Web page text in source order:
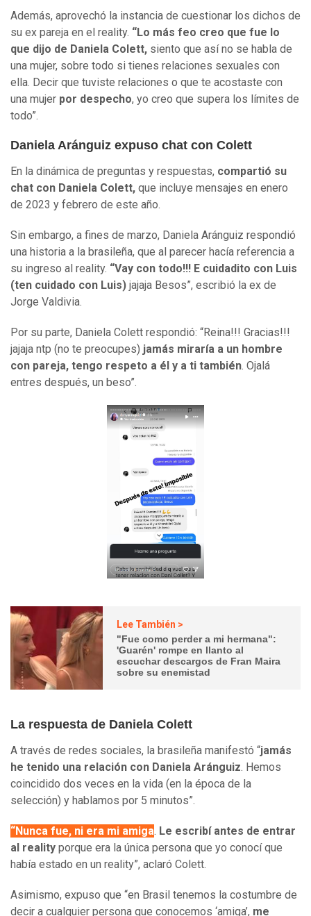
Además, aprovechó la instancia de cuestionar los dichos de
su ex pareja en el reality. “Lo más feo creo que fue lo
que dijo de Daniela Colett, siento que así no se habla de
una mujer, sobre todo si tienes relaciones sexuales con
ella. Decir que tuviste relaciones o que te acostaste con
una mujer por despecho, yo creo que supera los límites de
todo”.
Daniela Aránguiz expuso chat con Colett
En la dinámica de preguntas y respuestas, compartió su
chat con Daniela Colett, que incluye mensajes en enero
de 2023 y febrero de este año.
Sin embargo, a fines de marzo, Daniela Aránguiz respondió
una historia a la brasileña, que al parecer hacía referencia a
su ingreso al reality. “Vay con todo!!! E cuidadito con Luis
(ten cuidado con Luis) jajaja Besos”, escribió la ex de
Jorge Valdivia.
Por su parte, Daniela Colett respondió: “Reina!!! Gracias!!!
jajaja ntp (no te preocupes) jamás miraría a un hombre
con pareja, tengo respeto a él y a ti también. Ojalá
entres después, un beso”.
Lee También >
"Fue como perder a mi hermana":
'Guarén' rompe en llanto al
escuchar descargos de Fran Maira
sobre su enemistad
La respuesta de Daniela Colett
A través de redes sociales, la brasileña manifestó “jamás
he tenido una relación con Daniela Aránguiz. Hemos
coincidido dos veces en la vida (en la época de la
selección) y hablamos por 5 minutos”.
“Nunca fue, ni era mi amiga. Le escribí antes de entrar
al reality porque era la única persona que yo conocí que
había estado en un reality”, aclaró Colett.
Asimismo, expuso que “en Brasil tenemos la costumbre de
decir a cualquier persona que conocemos ‘amiga’, me